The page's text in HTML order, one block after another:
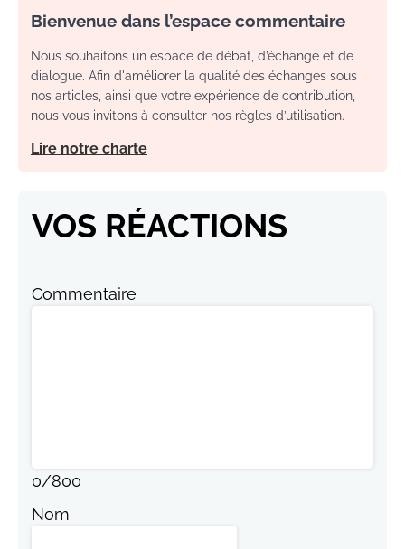
Bienvenue dans l’espace commentaire
Nous souhaitons un espace de débat, d’échange et de
dialogue. Afin d'améliorer la qualité des échanges sous
nos articles, ainsi que votre expérience de contribution,
nous vous invitons à consulter nos règles d’utilisation.
Lire notre charte
VOS RÉACTIONS
Commentaire
0/800
Nom